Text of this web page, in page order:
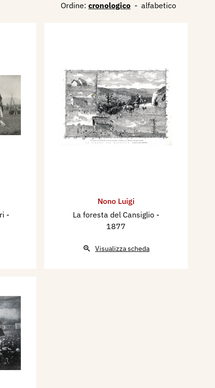
Ordine: cronologico - alfabetico
-
Nono Luigi
La foresta del Cansiglio -
1877
Visualizza scheda